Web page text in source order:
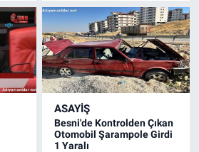
ASAYIŞ
Besni'de Kontrolden Çıkan
Otomobil Şarampole Girdi
1 Yaralı